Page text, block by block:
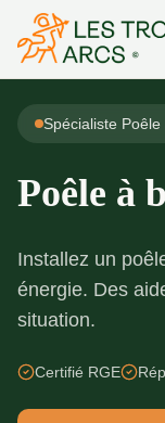
Spécialiste
Poêle à
Installez un
énergie. Des
situation.
Certifié RGE